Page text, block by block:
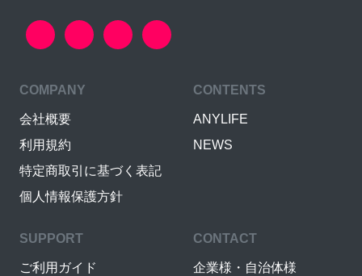
COMPANY
会社概要
利用規約
特定商取引に基づく表記
個人情報保護方針
CONTENTS
ANYLIFE
NEWS
SUPPORT
ご利用ガイド
CONTACT
企業様・自治体様